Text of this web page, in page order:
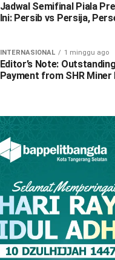
Jadwal Semifinal Piala
Ini: Persib vs Persija,
INTERNASIONAL 1 minggu ago
Editor’s Note:
Payment from SHR